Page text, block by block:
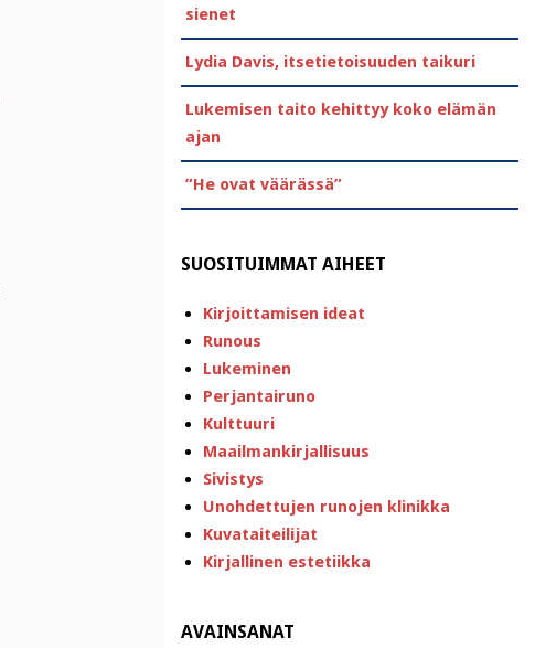
sienet
Lydia Davis, itsetietoisuuden taikuri
Lukemisen taito kehittyy koko elämän
ajan
”He ovat väärässä”
SUOSITUIMMAT AIHEET
Kirjoittamisen ideat
Runous
Lukeminen
Perjantairuno
Kulttuuri
Maailmankirjallisuus
Sivistys
Unohdettujen runojen klinikka
Kuvataiteilijat
Kirjallinen estetiikka
AVAINSANAT